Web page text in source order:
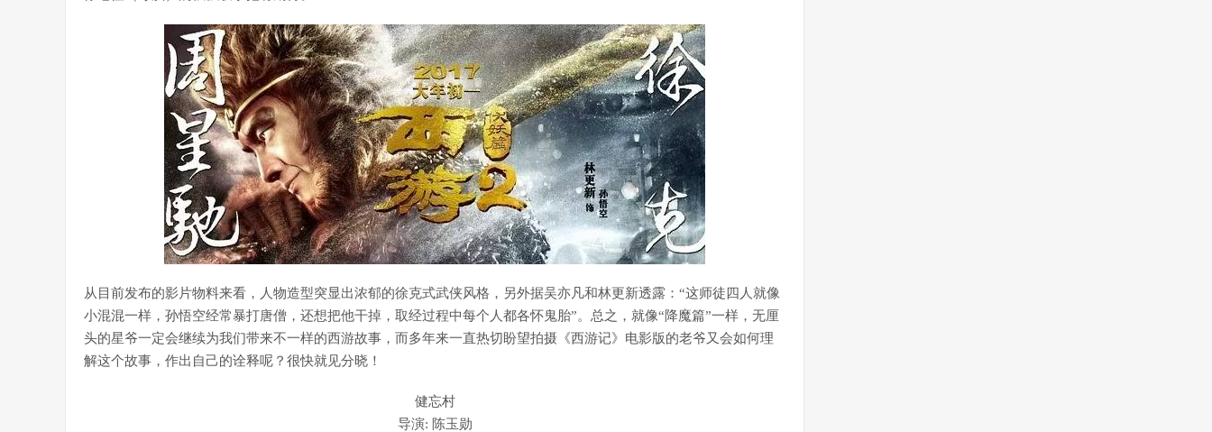
从目前发布的影片物料来看，人物造型突显出浓郁的徐克式武侠风格，另外据吴亦凡和林更新透露：“这师徒四人就像
小混混一样，孙悟空经常暴打唐僧，还想把他干掉，取经过程中每个人都各怀鬼胎”。总之，就像“降魔篇”一样，无厘
头的星爷一定会继续为我们带来不一样的西游故事，而多年来一直热切盼望拍摄《西游记》电影版的老爷又会如何理
解这个故事，作出自己的诠释呢？很快就见分晓！
健忘村
导演: 陈玉勋